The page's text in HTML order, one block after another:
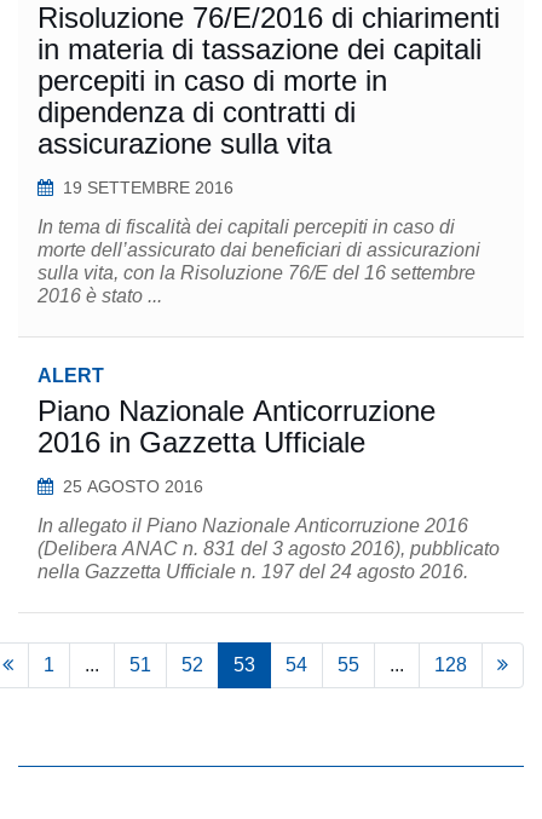
Risoluzione 76/E/2016 di chiarimenti
in materia di tassazione dei capitali
percepiti in caso di morte in
dipendenza di contratti di
assicurazione sulla vita
19 SETTEMBRE 2016
In tema di fiscalità dei capitali percepiti in caso di
morte dell’assicurato dai beneficiari di assicurazioni
sulla vita, con la Risoluzione 76/E del 16 settembre
2016 è stato ...
ALERT
Piano Nazionale Anticorruzione
2016 in Gazzetta Ufficiale
25 AGOSTO 2016
In allegato il Piano Nazionale Anticorruzione 2016
(Delibera ANAC n. 831 del 3 agosto 2016), pubblicato
nella Gazzetta Ufficiale n. 197 del 24 agosto 2016.
1 ... 51 52 53 54 55 ... 128